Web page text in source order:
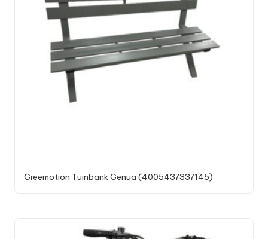
Greemotion Tuinbank Genua (4005437337145)